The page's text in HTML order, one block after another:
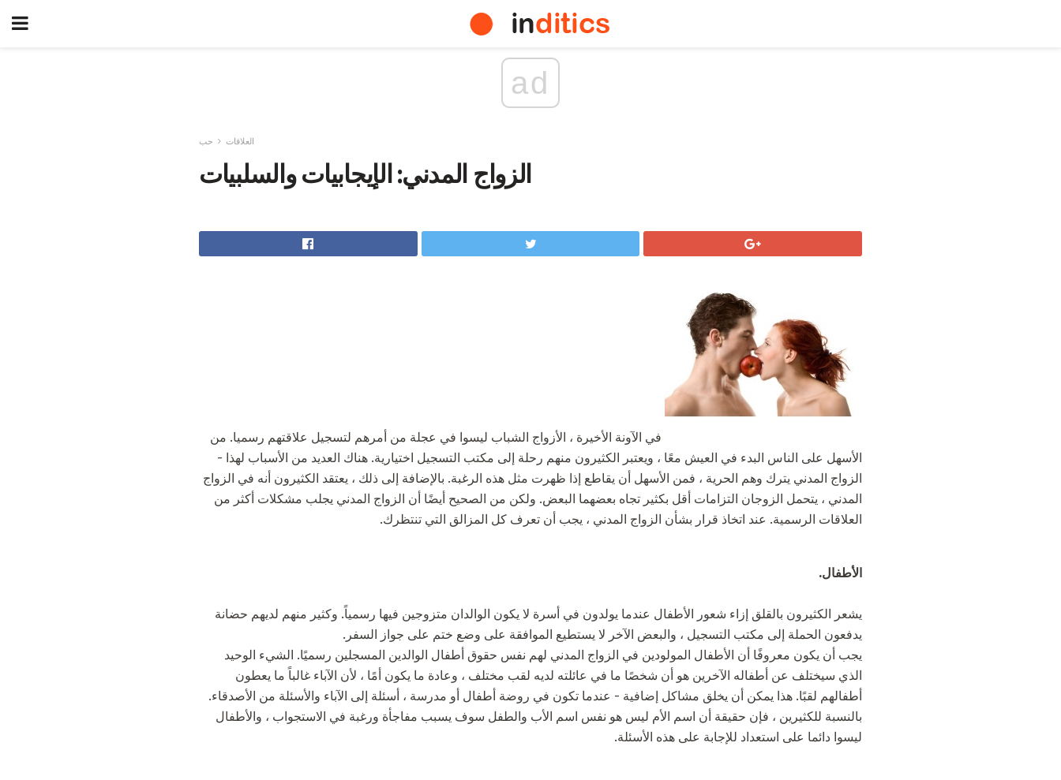
ad
العلاقات حب
الزواج المدني: الإيجابيات والسلبيات
في الآونة الأخيرة ، الأزواج الشباب ليسوا في عجلة من أمرهم لتسجيل علاقتهم رسميا. من
الأسهل على الناس البدء في العيش معًا ، ويعتبر الكثيرون منهم رحلة إلى مكتب التسجيل اختيارية. هناك العديد من الأسباب لهذا -
الزواج المدني يترك وهم الحرية ، فمن الأسهل أن يقاطع إذا ظهرت مثل هذه الرغبة. بالإضافة إلى ذلك ، يعتقد الكثيرون أنه في الزواج
المدني ، يتحمل الزوجان التزامات أقل بكثير تجاه بعضهما البعض. ولكن من الصحيح أيضًا أن الزواج المدني يجلب مشكلات أكثر من
العلاقات الرسمية. عند اتخاذ قرار بشأن الزواج المدني ، يجب أن تعرف كل المزالق التي تنتظرك.
الأطفال.
يشعر الكثيرون بالقلق إزاء شعور الأطفال عندما يولدون في أسرة لا يكون الوالدان متزوجين فيها رسمياً. وكثير منهم لديهم حضانة
يدفعون الحملة إلى مكتب التسجيل ، والبعض الآخر لا يستطيع الموافقة على وضع ختم على جواز السفر.
يجب أن يكون معروفًا أن الأطفال المولودين في الزواج المدني لهم نفس حقوق أطفال الوالدين المسجلين رسميًا. الشيء الوحيد
الذي سيختلف عن أطفاله الآخرين هو أن شخصًا ما في عائلته لديه لقب مختلف ، وعادة ما يكون أمًا ، لأن الآباء غالباً ما يعطون
أطفالهم لقبًا. هذا يمكن أن يخلق مشاكل إضافية - عندما تكون في روضة أطفال أو مدرسة ، أسئلة إلى الآباء والأسئلة من الأصدقاء.
بالنسبة للكثيرين ، فإن حقيقة أن اسم الأم ليس هو نفس اسم الأب والطفل سوف يسبب مفاجأة ورغبة في الاستجواب ، والأطفال
ليسوا دائما على استعداد للإجابة على هذه الأسئلة.